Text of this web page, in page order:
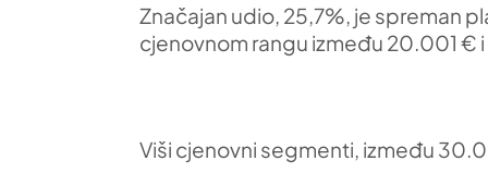
Značajan udio, 25,7%, je spreman
cjenovnom rangu između 20.001
Viši cjenovni segmenti, između